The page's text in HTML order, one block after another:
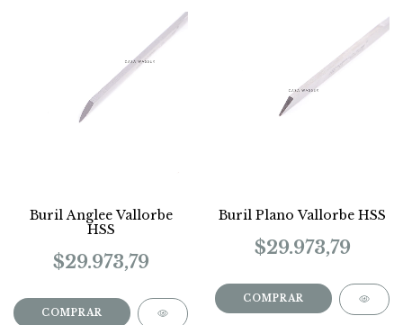
Buril Anglee Vallorbe
HSS
$29.973,79
COMPRAR
Buril Plano Vallorbe HSS
$29.973,79
COMPRAR